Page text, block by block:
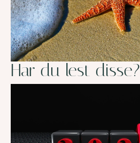
Har du lest disse?